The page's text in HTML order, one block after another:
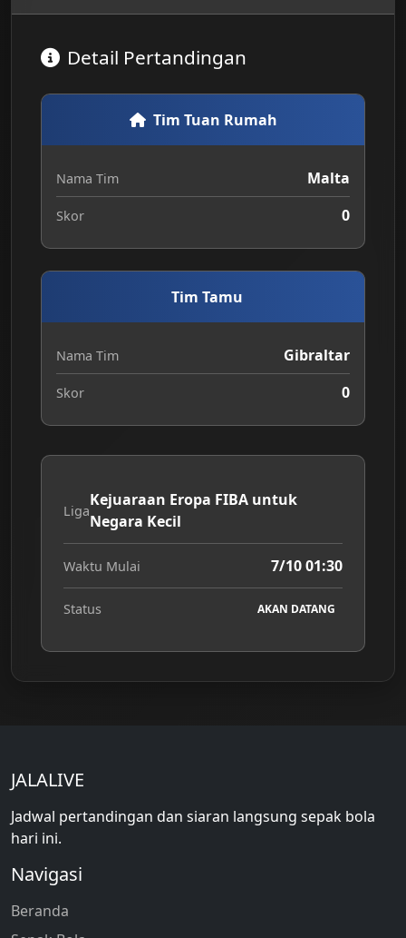
Detail Pertandingan
Tim Tuan Rumah
Nama Tim Malta
Skor 0
Tim Tamu
Nama Tim Gibraltar
Skor 0
Liga
Kejuaraan Eropa FIBA untuk
Negara Kecil
Waktu Mulai 7/10 01:30
Status AKAN DATANG
JALALIVE
Jadwal pertandingan dan siaran langsung sepak bola
hari ini.
Navigasi
Beranda